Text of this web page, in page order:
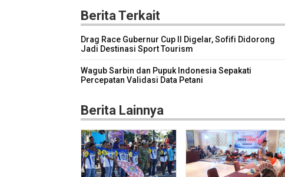
Berita Terkait
Drag Race Gubernur Cup II Digelar, Sofifi Didorong
Jadi Destinasi Sport Tourism
Wagub Sarbin dan Pupuk Indonesia Sepakati
Percepatan Validasi Data Petani
Berita Lainnya